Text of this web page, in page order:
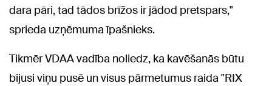
dara pāri, tad tādos brīžos ir jādod pretspars,"
sprieda uzņēmuma īpašnieks.
Tikmēr VDAA vadība noliedz, ka kavēšanās būtu
bijusi viņu pusē un visus pārmetumus raida "RIX